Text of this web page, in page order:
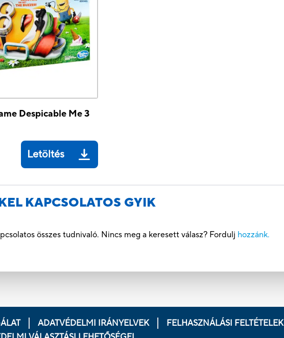
Despicable Me 3
Letöltés
KAPCSOLATOS GYIK
összes tudnivaló. Nincs meg a keresett válasz? Fordulj hozzánk.
ADATVÉDELMI IRÁNYELVEK FELHASZNÁLÁSI FELTÉTELEK